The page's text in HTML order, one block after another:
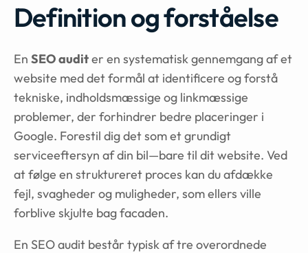
Definition og forståelse
En SEO auditer en systematisk gennemgang af et
website med det formål at identificere og forstå
tekniske, indholdsmæssige og linkmæssige
problemer, der forhindrer bedre placeringer i
Google. Forestil dig det som et grundigt
serviceeftersyn af din bil—bare til dit website. Ved
at følge en struktureret proces kan du afdække
fejl, svagheder og muligheder, som ellers ville
forblive skjulte bag facaden.
En SEO audit består typisk af tre overordnede